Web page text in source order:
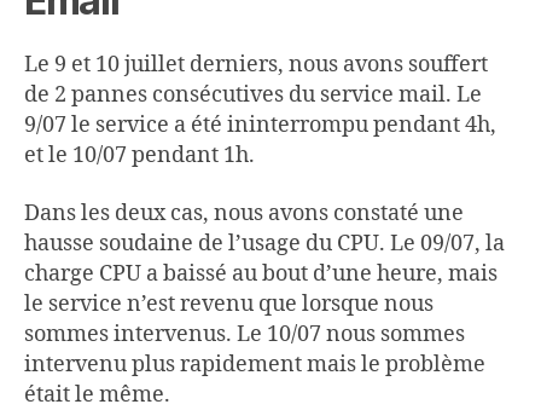
Le 9 et 10 juillet derniers, nous avons souffert
de 2 pannes consécutives du service mail. Le
9/07 le service a été ininterrompu pendant 4h,
et le 10/07 pendant 1h.
Dans les deux cas, nous avons constaté une
hausse soudaine de l’usage du CPU. Le 09/07, la
charge CPU a baissé au bout d’une heure, mais
le service n’est revenu que lorsque nous
sommes intervenus. Le 10/07 nous sommes
intervenu plus rapidement mais le problème
était le même.